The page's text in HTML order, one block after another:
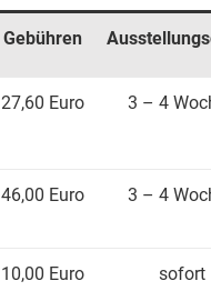
Gebühren
27,60 Euro 3 – 4
46,00 Euro 3 – 4
10,00 Euro sofort